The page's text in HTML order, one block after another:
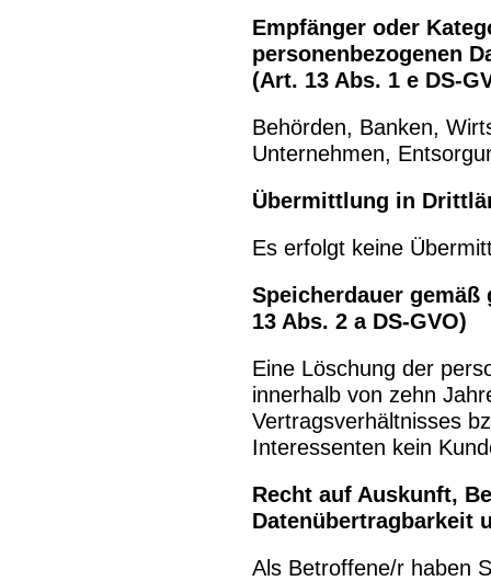
Empfänger oder
personenbezogenen
(Art. 13 Abs. 1 e DS-
Behörden, Banken,
Unternehmen,
Übermittlung in
Es erfolgt keine
Speicherdauer
13 Abs. 2 a DS-GVO)
Eine Löschung der
innerhalb von zehn
Vertragsverhältnisses
Interessenten kein
Recht auf Auskunft,
Datenübertragbarkeit
Als Betroffene/r haben